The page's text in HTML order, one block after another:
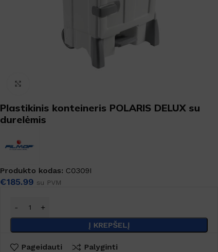
Plastikinis konteineris POLARIS DELUX su
durelėmis
Produkto kodas: C0309I
€185.99 su PVM
Į KREPŠELĮ
Pageidauti Palyginti